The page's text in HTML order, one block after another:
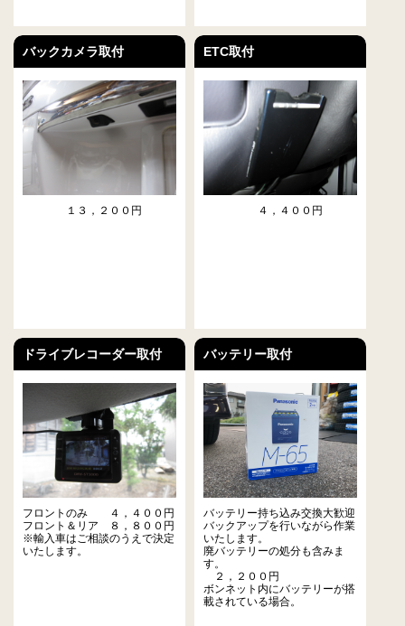
バックカメラ取付
１３，２００円
ETC取付
４，４００円
ドライブレコーダー取付
フロントのみ ４，４００円
フロント＆リア ８，８００円
※輸入車はご相談のうえで決定
いたします。
バッテリー取付
バッテリー持ち込み交換大歓迎
バックアップを行いながら作業
いたします。
廃バッテリーの処分も含みま
す。
２，２００円
ボンネット内にバッテリーが搭
載されている場合。